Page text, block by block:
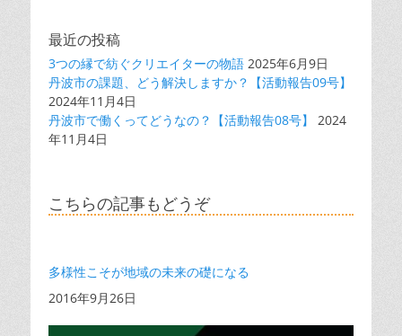
最近の投稿
3つの縁で紡ぐクリエイターの物語 2025年6月9日
丹波市の課題、どう解決しますか？【活動報告09号】
2024年11月4日
丹波市で働くってどうなの？【活動報告08号】
2024
年11月4日
こちらの記事もどうぞ
多様性こそが地域の未来の礎になる
日付
2016年9月26日